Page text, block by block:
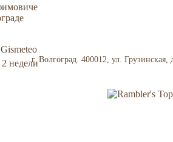
Gismeteo
неделиг. Волгоград. 400012, ул.